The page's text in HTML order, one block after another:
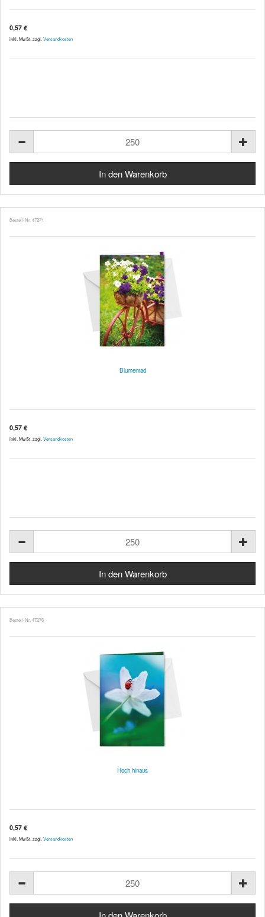
0,57 €
inkl. MwSt. zzgl. Versandkosten
Bestell-Nr. 47271
Blumenrad
0,57 €
inkl. MwSt. zzgl. Versandkosten
Bestell-Nr. 47276
Hoch hinaus
0,57 €
inkl. MwSt. zzgl. Versandkosten